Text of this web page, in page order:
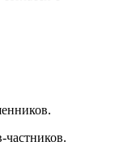
частников.